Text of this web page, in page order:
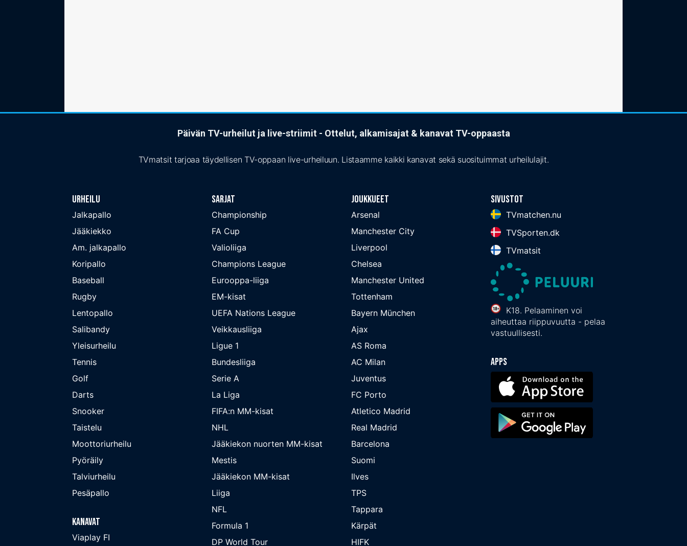
Päivän TV-urheilut ja live-striimit - Ottelut, alkamisajat & kanavat TV-oppaasta
TVmatsit tarjoaa täydellisen TV-oppaan live-urheiluun. Listaamme kaikki kanavat sekä suosituimmat urheilulajit.
Urheilu
Jalkapallo
Jääkiekko
Am. jalkapallo
Koripallo
Baseball
Rugby
Lentopallo
Salibandy
Yleisurheilu
Tennis
Golf
Darts
Snooker
Taistelu
Moottoriurheilu
Pyöräily
Talviurheilu
Pesäpallo
Kanavat
Viaplay FI
Sarjat
Championship
FA Cup
Valioliiga
Champions League
Eurooppa-liiga
EM-kisat
UEFA Nations League
Veikkausliiga
Ligue 1
Bundesliiga
Serie A
La Liga
FIFA:n MM-kisat
NHL
Jääkiekon nuorten MM-kisat
Mestis
Jääkiekon MM-kisat
Liiga
NFL
Formula 1
DP World Tour
Joukkueet
Arsenal
Manchester City
Liverpool
Chelsea
Manchester United
Tottenham
Bayern München
Ajax
AS Roma
AC Milan
Juventus
FC Porto
Atletico Madrid
Real Madrid
Barcelona
Suomi
Ilves
TPS
Tappara
Kärpät
HIFK
Sivustot
TVmatchen.nu
TVSporten.dk
TVmatsit
K18. Pelaaminen voi
aiheuttaa riippuvuutta - pelaa
vastuullisesti.
Apps